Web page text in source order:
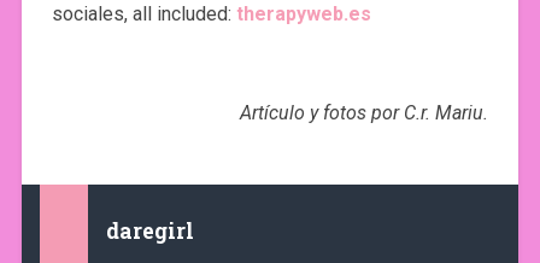
sociales, all included: therapyweb.es
Artículo y fotos por C.r. Mariu.
daregirl